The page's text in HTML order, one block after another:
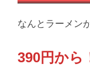
なんとラーメン
390円から